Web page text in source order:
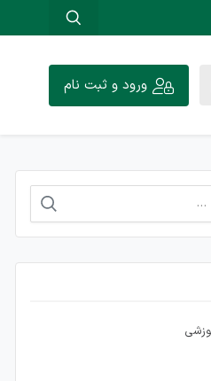
ورود و ثبت نام